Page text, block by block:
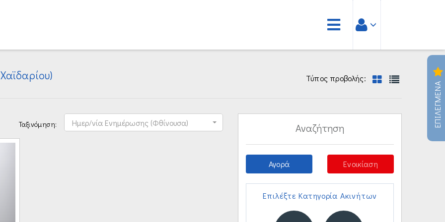
ΕΠΙΛΕΓΜΕΝΑ
Τύπος προβολής:
Ταξινόμηση: Ημερ/νία Ενημέρωσης (Φθίνουσα) Αναζήτηση
Αγορά Ενοικίαση
Επιλέξτε Κατηγορία Ακινήτων